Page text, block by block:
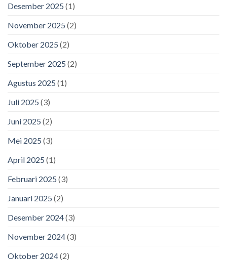
Desember 2025 (1)
November 2025 (2)
Oktober 2025 (2)
September 2025 (2)
Agustus 2025 (1)
Juli 2025 (3)
Juni 2025 (2)
Mei 2025 (3)
April 2025 (1)
Februari 2025 (3)
Januari 2025 (2)
Desember 2024(3)
November 2024(3)
Oktober 2024(2)